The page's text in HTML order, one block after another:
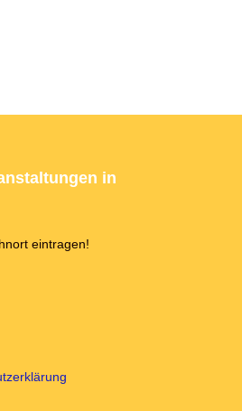
in
eintragen!